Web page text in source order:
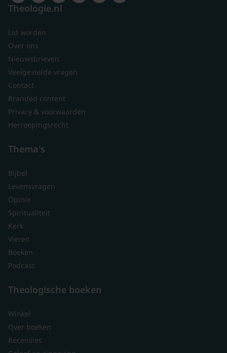
Theologie.nl
Lid worden
Over ons
Nieuwsbrieven
Veelgestelde vragen
Contact
Branded content
Privacy & voorwaarden
Herroepingsrecht
Thema's
Bijbel
Levensvragen
Opinie
Spiritualiteit
Kerk
Vieren
Boeken
Podcast
Theologische boeken
Winkel
Over boeken
Recensies